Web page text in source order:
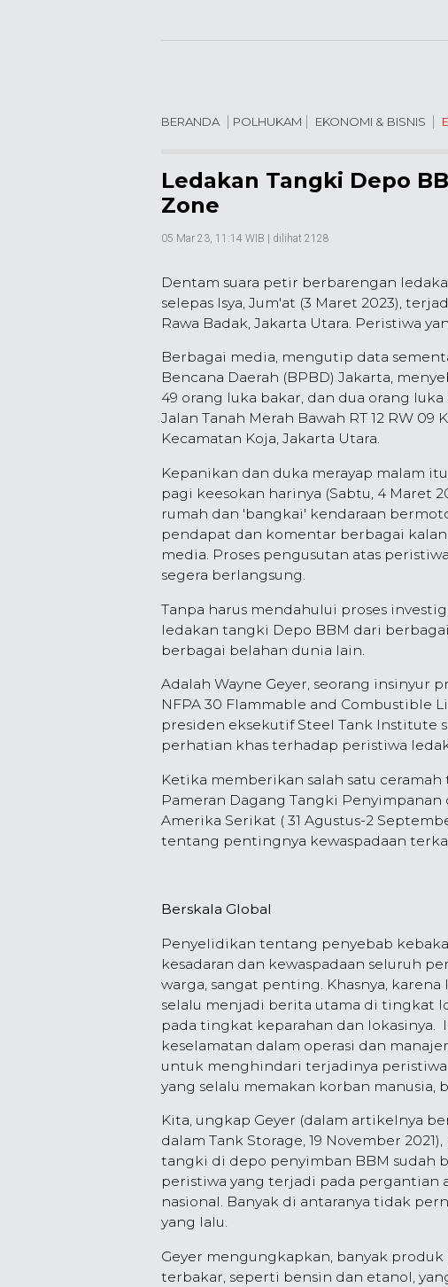
BERANDA POLHUKAM EKONOMI & BISNIS
Ledakan Tangki Depo
Zone
05 Mar 23, 11:14 WIB | dilihat 2128
Dentam suara petir berbarengan
selepas Isya, Jum'at (3 Maret 2023),
Rawa Badak, Jakarta Utara. Peristiwa
Berbagai media, mengutip data
Bencana Daerah (BPBD) Jakarta,
49 orang luka bakar, dan dua orang
Jalan Tanah Merah Bawah RT 12 RW 09
Kecamatan Koja, Jakarta Utara.
Kepanikan dan duka merayap malam
pagi keesokan harinya (Sabtu, 4 Maret
rumah dan 'bangkai' kendaraan
pendapat dan komentar berbagai
media. Proses pengusutan atas
segera berlangsung.
Tanpa harus mendahului proses
ledakan tangki Depo BBM dari
berbagai belahan dunia lain.
Adalah Wayne Geyer, seorang insinyur
NFPA 30 Flammable and Combustible
presiden eksekutif Steel Tank Institute
perhatian khas terhadap peristiwa
Ketika memberikan salah satu
Pameran Dagang Tangki Penyimpanan
Amerika Serikat ( 31 Agustus-2
tentang pentingnya kewaspadaan
Berskala Global
Penyelidikan tentang penyebab
kesadaran dan kewaspadaan seluruh
warga, sangat penting. Khasnya,
selalu menjadi berita utama di tingkat
pada tingkat keparahan dan
keselamatan dalam operasi dan
untuk menghindari terjadinya
yang selalu memakan korban manusia,
Kita, ungkap Geyer (dalam artikelnya
dalam Tank Storage, 19 November
tangki di depo penyimban BBM sudah
peristiwa yang terjadi pada pergantian
nasional. Banyak di antaranya tidak
yang lalu.
Geyer mengungkapkan, banyak
terbakar, seperti bensin dan etanol,